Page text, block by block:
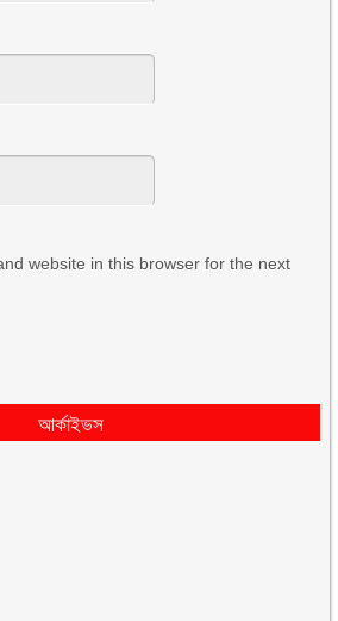
website in this browser for the next
আর্কাইভস